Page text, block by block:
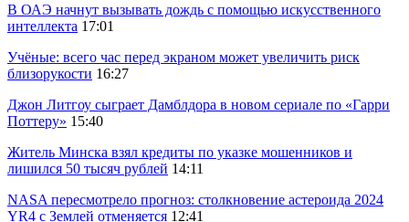
В ОАЭ начнут вызывать дождь с помощью искусственного
интеллекта 17:01
Учёные: всего час перед экраном может увеличить риск
близорукости 16:27
Джон Литгоу сыграет Дамблдора в новом сериале по «Гарри
Поттеру» 15:40
Житель Минска взял кредиты по указке мошенников и
лишился 50 тысяч рублей 14:11
NASA пересмотрело прогноз: столкновение астероида 2024
YR4 с Землей отменяется 12:41